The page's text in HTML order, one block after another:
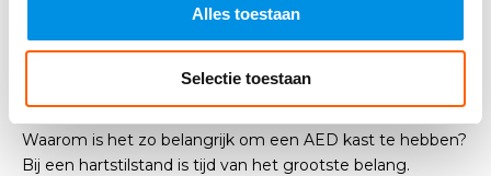
Alles toestaan
Selectie toestaan
Daarom is een AED kast zo
Waarom is het zo belangrijk om een AED kast te hebben?
Bij een hartstilstand is tijd van het grootste belang.